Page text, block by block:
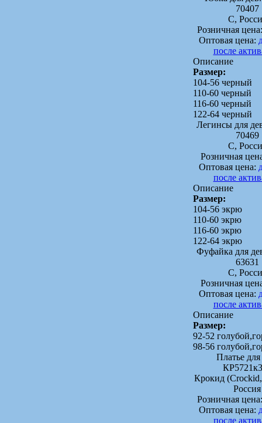
70407
C,
Розничная
Оптовая цена:
после
Описание
Размер:
104-56 черный
110-60 черный
116-60 черный
122-64 черный
Легинсы для
70469
C,
Розничная
Оптовая цена:
после
Описание
Размер:
104-56 экрю
110-60 экрю
116-60 экрю
122-64 экрю
Фуфайка для
63631
C,
Розничная
Оптовая цена:
после
Описание
Размер:
92-52
98-56
Платье для
Крокид
Россия
Розничная
Оптовая цена:
после